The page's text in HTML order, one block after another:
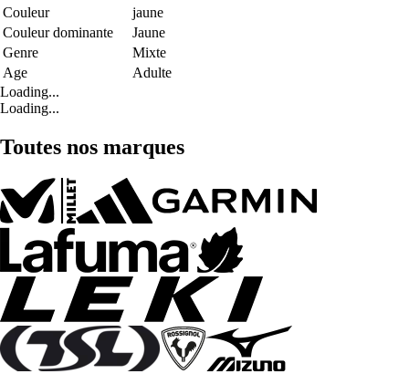
Couleur
jaune
Couleur dominante
Jaune
Genre
Mixte
Age
Adulte
Loading...
Loading...
Toutes nos marques